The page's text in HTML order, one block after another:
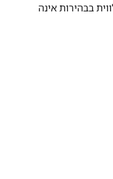
בבהירות אינה